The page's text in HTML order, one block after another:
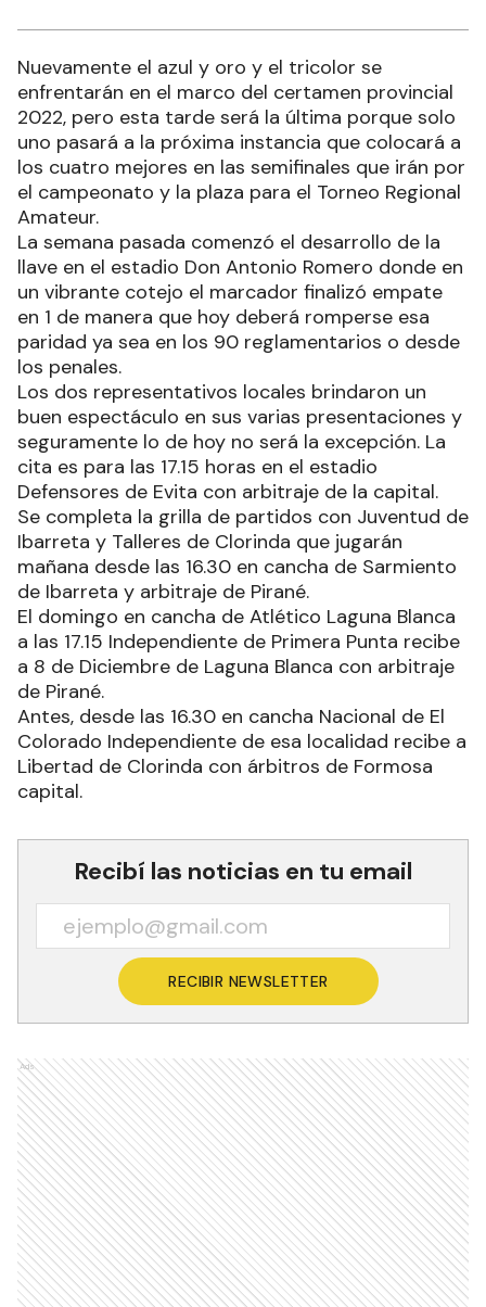
Nuevamente el azul y oro y el tricolor se
enfrentarán en el marco del certamen provincial
2022, pero esta tarde será la última porque solo
uno pasará a la próxima instancia que colocará a
los cuatro mejores en las semifinales que irán por
el campeonato y la plaza para el Torneo Regional
Amateur.
La semana pasada comenzó el desarrollo de la
llave en el estadio Don Antonio Romero donde en
un vibrante cotejo el marcador finalizó empate
en 1 de manera que hoy deberá romperse esa
paridad ya sea en los 90 reglamentarios o desde
los penales.
Los dos representativos locales brindaron un
buen espectáculo en sus varias presentaciones y
seguramente lo de hoy no será la excepción. La
cita es para las 17.15 horas en el estadio
Defensores de Evita con arbitraje de la capital.
Se completa la grilla de partidos con Juventud de
Ibarreta y Talleres de Clorinda que jugarán
mañana desde las 16.30 en cancha de Sarmiento
de Ibarreta y arbitraje de Pirané.
El domingo en cancha de Atlético Laguna Blanca
a las 17.15 Independiente de Primera Punta recibe
a 8 de Diciembre de Laguna Blanca con arbitraje
de Pirané.
Antes, desde las 16.30 en cancha Nacional de El
Colorado Independiente de esa localidad recibe a
Libertad de Clorinda con árbitros de Formosa
capital.
Recibí las noticias en tu email
RECIBIR NEWSLETTER
Ads